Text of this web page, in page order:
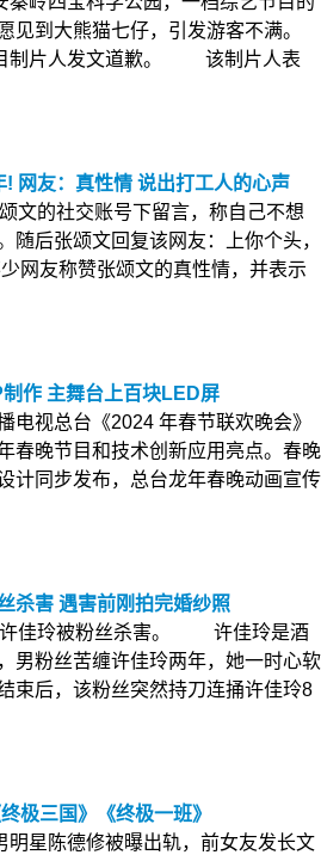
见到大熊猫七仔，引发游客不满。
制片人发文道歉。 该制片人表
网友：真性情 说出打工人的心声
的社交账号下留言，称自己不想
随后张颂文回复该网友：上你个头，
友称赞张颂文的真性情，并表示
作 主舞台上百块LED屏
视总台《2024 年春节联欢晚会》
春晚节目和技术创新应用亮点。春晚
计同步发布，总台龙年春晚动画宣传
杀害 遇害前刚拍完婚纱照
佳玲被粉丝杀害。 许佳玲是酒
男粉丝苦缠许佳玲两年，她一时心软
束后，该粉丝突然持刀连捅许佳玲8
极三国》《终极一班》
星陈德修被曝出轨，前女友发长文